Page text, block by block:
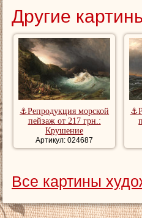
Другие
⚓Репродукция морской
пейзаж от 217 грн.:
Крушение
Артикул: 024687
Все картины